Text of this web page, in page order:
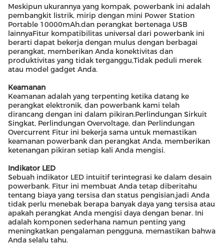
Meskipun ukurannya yang kompak, powerbank ini adalah
pembangkit listrik, mirip dengan mini Power Station
Portable 10000mAh.dan perangkat bertenaga USB
lainnyaFitur kompatibilitas universal dari powerbank ini
berarti dapat bekerja dengan mulus dengan berbagai
perangkat, memberikan Anda konektivitas dan
produktivitas yang tidak terganggu,Tidak peduli merek
atau model gadget Anda.
Keamanan
Keamanan adalah yang terpenting ketika datang ke
perangkat elektronik, dan powerbank kami telah
dirancang dengan ini dalam pikiran.Perlindungan Sirkuit
Singkat, Perlindungan Overvoltage, dan Perlindungan
Overcurrent Fitur ini bekerja sama untuk memastikan
keamanan powerbank dan perangkat Anda, memberikan
ketenangan pikiran setiap kali Anda mengisi.
Indikator LED
Sebuah indikator LED intuitif terintegrasi ke dalam desain
powerbank. Fitur ini membuat Anda tetap diberitahu
tentang biaya yang tersisa dan status pengisian,jadi Anda
tidak perlu menebak berapa banyak daya yang tersisa atau
apakah perangkat Anda mengisi daya dengan benar. Ini
adalah komponen sederhana namun penting yang
meningkatkan pengalaman pengguna, memastikan bahwa
Anda selalu tahu.